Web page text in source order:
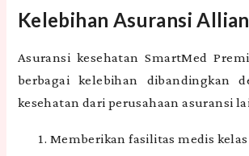
Kelebihan Asuransi
Asuransi kesehatan SmartMed
berbagai kelebihan dibandingkan
kesehatan dari perusahaan asuransi
Memberikan fasilitas medis kelas